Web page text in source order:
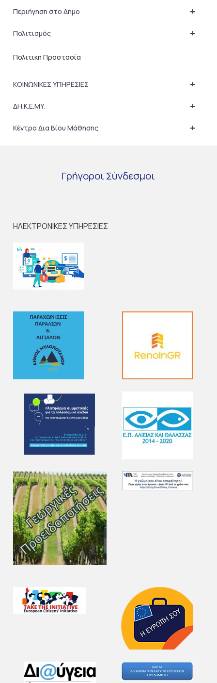
+
Περιήγηση στο Δήμο
+
Πολιτισμός
Πολιτική Προστασία
+
ΚΟΙΝΩΝΙΚΕΣ ΥΠΗΡΕΣΙΕΣ
+
ΔΗ.Κ.Ε.ΜΥ.
+
Κέντρο Δια Βίου Μάθησης
Γρήγοροι Σύνδεσμοι
ΗΛΕΚΤΡΟΝΙΚΕΣ ΥΠΗΡΕΣΙΕΣ